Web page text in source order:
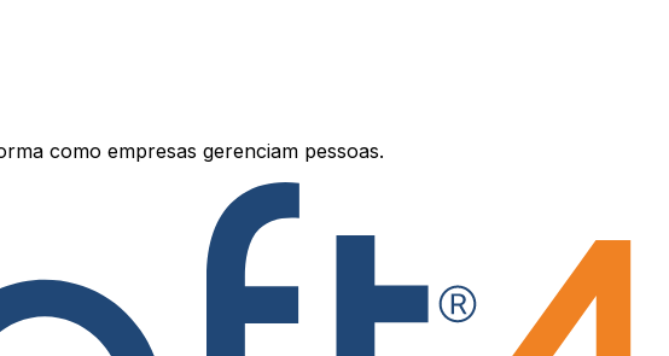
como empresas gerenciam pessoas.